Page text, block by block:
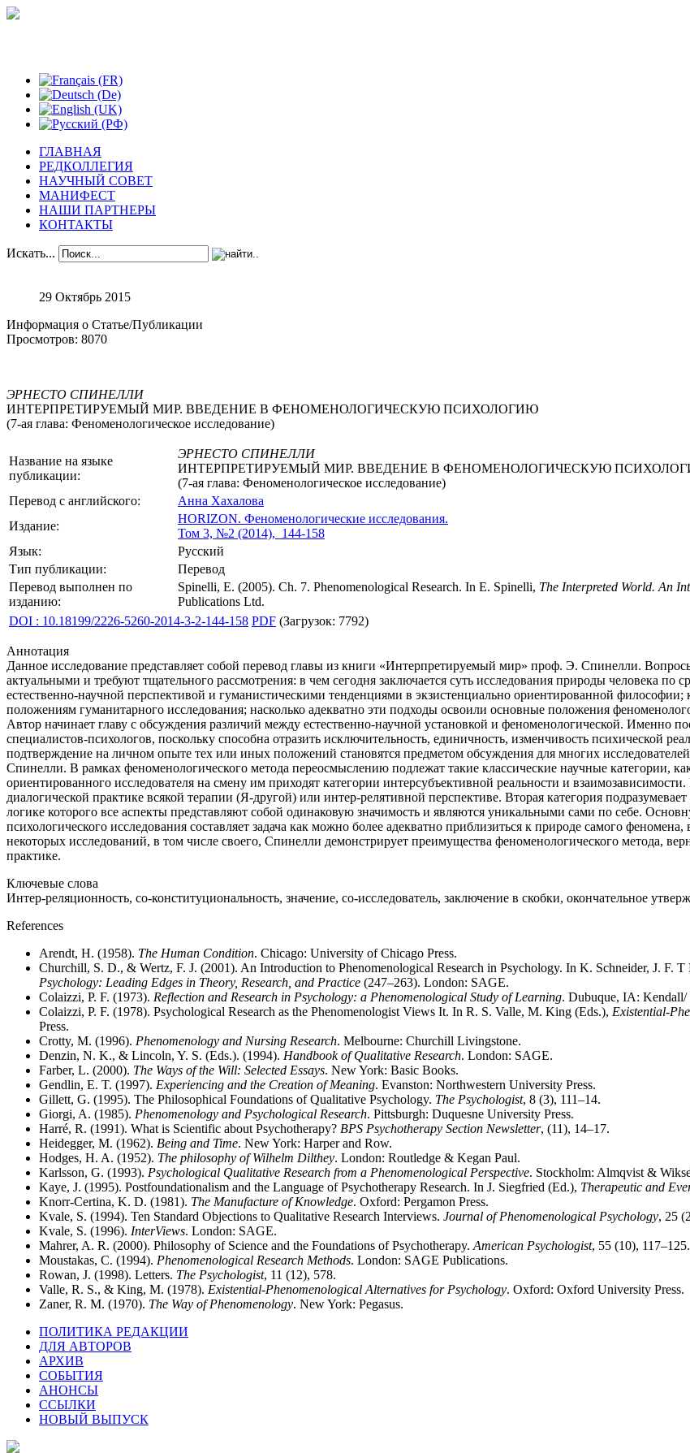
ГЛАВНАЯ
РЕДКОЛЛЕГИЯ
НАУЧНЫЙ СОВЕТ
МАНИФЕСТ
НАШИ ПАРТНЕРЫ
КОНТАКТЫ
Искать...
29 Октябрь 2015
Информация о Статье/Публикации
Просмотров: 8070
ЭРНЕСТО СПИНЕЛЛИ
ИНТЕРПРЕТИРУЕМЫЙ МИР. ВВЕДЕНИЕ В ФЕНОМЕНОЛОГИЧЕСКУЮ ПСИХОЛОГИЮ
(7-ая глава: Феноменологическое исследование)
Название на языке
публикации:
ЭРНЕСТО СПИНЕЛЛИ
ИНТЕРПРЕТИРУЕМЫЙ МИР. ВВЕДЕНИЕ В ФЕНОМЕНОЛОГИЧЕСКУЮ
(7-ая глава: Феноменологическое исследование)
Перевод с английского:
Анна Хахалова
Издание:
HORIZON. Феноменологические исследования.
Том 3, №2 (2014), 144-158
Язык:
Русский
Тип публикации:
Перевод
Перевод выполнен по
изданию:
Spinelli, E. (2005). Ch. 7. Phenomenological Research. In E. Spinelli, The Interpreted World. An
Publications Ltd.
DOI : 10.18199/2226-5260-2014-3-2-144-158 PDF (Загрузок: 7792)
Аннотация
Данное исследование представляет собой перевод главы из книги «Интерпретируемый мир» проф. Э. Спинелли.
актуальными и требуют тщательного рассмотрения: в чем сегодня заключается суть исследования природы человека
естественно-научной перспективой и гуманистическими тенденциями в экзистенциально ориентированной
положениям гуманитарного исследования; насколько адекватно эти подходы освоили основные положения
Автор начинает главу с обсуждения различий между естественно-научной установкой и феноменологической. Именно
специалистов-психологов, поскольку способна отразить исключительность, единичность, изменчивость психической
подтверждение на личном опыте тех или иных положений становятся предметом обсуждения для многих
Спинелли. В рамках феноменологического метода переосмыслению подлежат такие классические научные категории,
ориентированного исследователя на смену им приходят категории интерсубъективной реальности и
диалогической практике всякой терапии (Я-другой) или интер-релятивной перспективе. Вторая категория
логике которого все аспекты представляют собой одинаковую значимость и являются уникальными сами по себе.
психологического исследования составляет задача как можно более адекватно приблизиться к природе самого
некоторых исследований, в том числе своего, Спинелли демонстрирует преимущества феноменологического метода,
практике.
Ключевые слова
Интер-реляционность, со-конституциональность, значение, со-исследователь, заключение в скобки, окончательное
References
Arendt, H. (1958). The Human Condition. Chicago: University of Chicago Press.
Churchill, S. D., & Wertz, F. J. (2001). An Introduction to Phenomenological Research in Psychology. In K. Schneider, J. F. T
Psychology: Leading Edges in Theory, Research, and Practice (247–263). London: SAGE.
Colaizzi, P. F. (1973). Reflection and Research in Psychology: a Phenomenological Study of Learning. Dubuque, IA: Kendall/
Colaizzi, P. F. (1978). Psychological Research as the Phenomenologist Views It. In R. S. Valle, M. King (Eds.), Existential-
Press.
Crotty, M. (1996). Phenomenology and Nursing Research. Melbourne: Churchill Livingstone.
Denzin, N. K., & Lincoln, Y. S. (Eds.). (1994). Handbook of Qualitative Research. London: SAGE.
Farber, L. (2000). The Ways of the Will: Selected Essays. New York: Basic Books.
Gendlin, E. T. (1997). Experiencing and the Creation of Meaning. Evanston: Northwestern University Press.
Gillett, G. (1995). The Philosophical Foundations of Qualitative Psychology. The Psychologist, 8 (3), 111–14.
Giorgi, A. (1985). Phenomenology and Psychological Research. Pittsburgh: Duquesne University Press.
Harré, R. (1991). What is Scientific about Psychotherapy? BPS Psychotherapy Section Newsletter, (11), 14–17.
Heidegger, M. (1962). Being and Time. New York: Harper and Row.
Hodges, H. A. (1952). The philosophy of Wilhelm Dilthey. London: Routledge & Kegan Paul.
Karlsson, G. (1993). Psychological Qualitative Research from a Phenomenological Perspective. Stockholm: Almqvist &
Kaye, J. (1995). Postfoundationalism and the Language of Psychotherapy Research. In J. Siegfried (Ed.), Therapeutic and
Knorr-Certina, K. D. (1981). The Manufacture of Knowledge. Oxford: Pergamon Press.
Kvale, S. (1994). Ten Standard Objections to Qualitative Research Interviews. Journal of Phenomenological Psychology, 25
Kvale, S. (1996). InterViews. London: SAGE.
Mahrer, A. R. (2000). Philosophy of Science and the Foundations of Psychotherapy. American Psychologist, 55 (10), 117–125.
Moustakas, C. (1994). Phenomenological Research Methods. London: SAGE Publications.
Rowan, J. (1998). Letters. The Psychologist, 11 (12), 578.
Valle, R. S., & King, M. (1978). Existential-Phenomenological Alternatives for Psychology. Oxford: Oxford University Press.
Zaner, R. M. (1970). The Way of Phenomenology. New York: Pegasus.
ПОЛИТИКА РЕДАКЦИИ
ДЛЯ АВТОРОВ
АРХИВ
СОБЫТИЯ
АНОНСЫ
ССЫЛКИ
НОВЫЙ ВЫПУСК